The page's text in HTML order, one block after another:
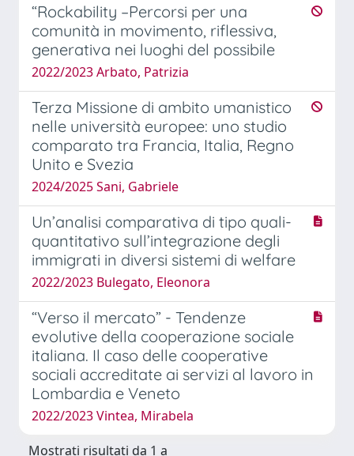
“Rockability –Percorsi per una
comunità in movimento, riflessiva,
generativa nei luoghi del possibile
2022/2023 Arbato, Patrizia
Terza Missione di ambito umanistico
nelle università europee: uno studio
comparato tra Francia, Italia, Regno
Unito e Svezia
2024/2025 Sani, Gabriele
Un’analisi comparativa di tipo quali-
quantitativo sull’integrazione degli
immigrati in diversi sistemi di welfare
2022/2023 Bulegato, Eleonora
“Verso il mercato” - Tendenze
evolutive della cooperazione sociale
italiana. Il caso delle cooperative
sociali accreditate ai servizi al lavoro in
Lombardia e Veneto
2022/2023 Vintea, Mirabela
Mostrati risultati da 1 a